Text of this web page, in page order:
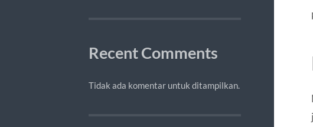
Recent Comments
Tidak ada komentar untuk ditampilkan.